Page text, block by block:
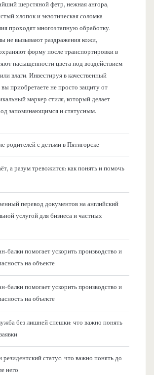
шерстяной фетр, нежная ангора,
хлопок и экзотическая соломка
проходят многоэтапную обработку.
не вызывают раздражения кожи,
форму после транспортировки в
насыщенности цвета под воздействием
влаги. Инвестируя в качественный
приобретаете не просто защиту от
маркер стиля, который делает
запоминающимся и статусным.
родителей с детьми в Пятигорске
а разум тревожится: как понять и помочь
перевод документов на английский
услугой для бизнеса и частных
балки помогает ускорить производство и
на объекте
балки помогает ускорить производство и
на объекте
без лишней спешки: что важно понять
статус: что важно понять до
него